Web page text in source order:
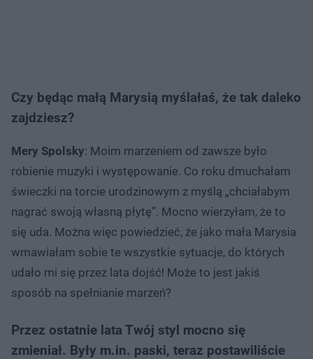
Czy będąc małą Marysią myślałaś, że tak daleko
zajdziesz?
Mery Spolsky: Moim marzeniem od zawsze było
robienie muzyki i występowanie. Co roku dmuchałam
świeczki na torcie urodzinowym z myślą „chciałabym
nagrać swoją własną płytę”. Mocno wierzyłam, że to
się uda. Można więc powiedzieć, że jako mała Marysia
wmawiałam sobie te wszystkie sytuacje, do których
udało mi się przez lata dojść! Może to jest jakiś
sposób na spełnianie marzeń?
Przez ostatnie lata Twój styl mocno się
zmieniał. Były m.in. paski, teraz postawiliście